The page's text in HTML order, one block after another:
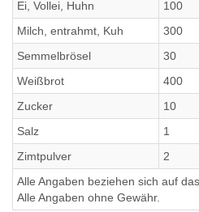
Ei, Vollei, Huhn 100
Milch, entrahmt, Kuh
300
Semmelbrösel
30
Weißbrot
400
Zucker
10
Salz
1
Zimtpulver
2
Alle Angaben beziehen sich auf
Alle Angaben ohne Gewähr.